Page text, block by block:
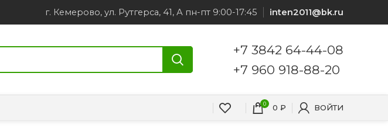
г. Кемерово, ул. Рутгерса, 41, А пн-пт 9:00-17:45 inten2011@bk.ru
+7 3842 64-44-08
+7 960 918-88-20
0 0 ₽ ВОЙТИ